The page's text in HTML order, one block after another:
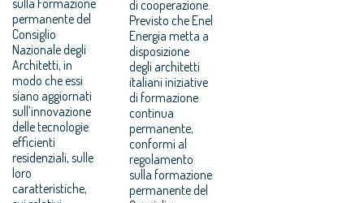
permanente del
Consiglio
Nazionale degli
Architetti, in
modo che essi
siano aggiornati
sull’innovazione
delle tecnologie
efficienti
residenziali, sulle
loro
caratteristiche,
di cooperazione.
Previsto che Enel
Energia metta a
disposizione
degli architetti
italiani iniziative
di formazione
continua
permanente,
conformi al
regolamento
sulla formazione
permanente del